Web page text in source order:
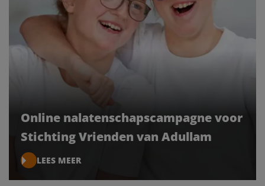
Online nalatenschapscampagne voor
Stichting Vrienden van Adullam
LEES MEER